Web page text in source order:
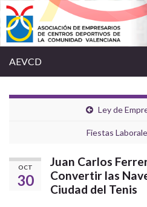
AEVCD
Ley de
Fiestas
OCT
30
Juan Carlos
Convertir las
Ciudad del Tenis